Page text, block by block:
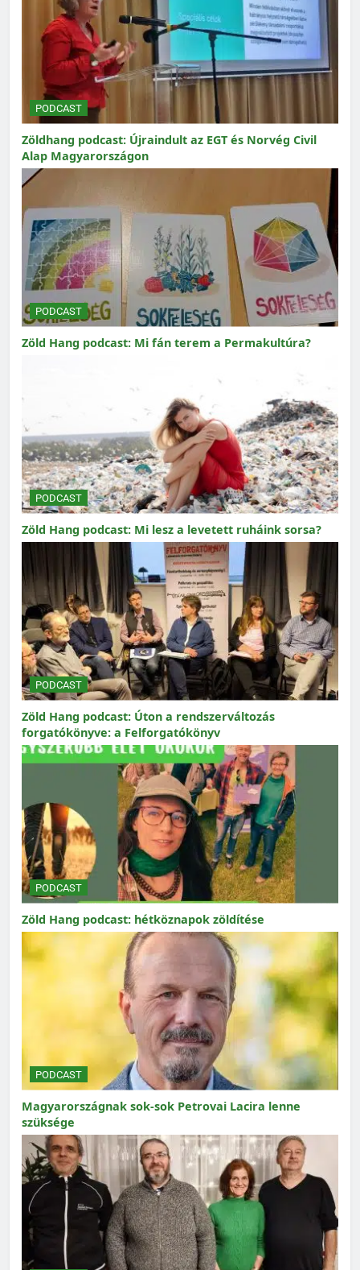
PODCAST
Zöldhang podcast: Újraindult az EGT és Norvég Civil
Alap Magyarországon
PODCAST
Zöld Hang podcast: Mi fán terem a Permakultúra?
PODCAST
Zöld Hang podcast: Mi lesz a levetett ruháink sorsa?
PODCAST
Zöld Hang podcast: Úton a rendszerváltozás
forgatókönyve: a Felforgatókönyv
PODCAST
Zöld Hang podcast: hétköznapok zöldítése
PODCAST
Magyarországnak sok-sok Petrovai Lacira lenne
szüksége